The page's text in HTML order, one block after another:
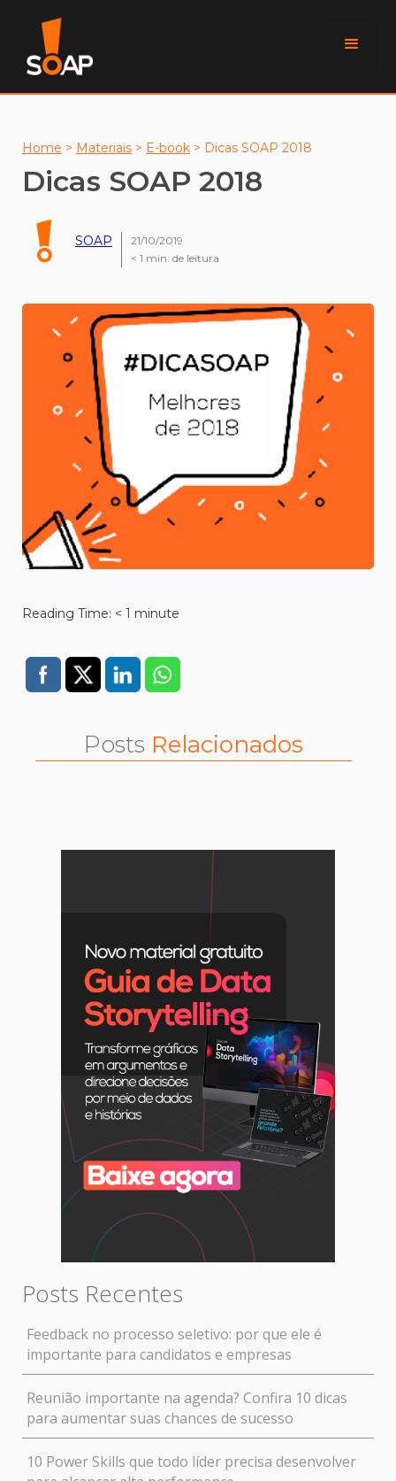
Home > Materiais > E-book > Dicas SOAP 2018
Dicas SOAP 2018
SOAP
21/10/2019
< 1 min. de leitura
Reading Time: < 1 minute
Posts Relacionados
Posts Recentes
Feedback no processo seletivo: por que ele é
importante para candidatos e empresas
Reunião importante na agenda? Confira 10 dicas
para aumentar suas chances de sucesso
10 Power Skills que todo líder precisa desenvolver